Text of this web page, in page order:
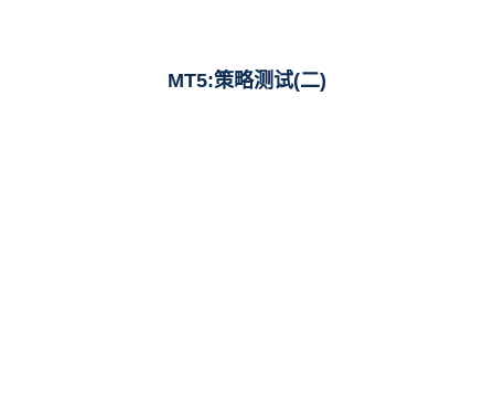
MT5:策略测试(二)